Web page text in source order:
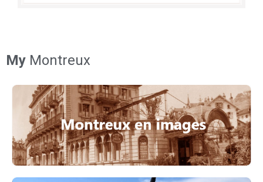
My Montreux